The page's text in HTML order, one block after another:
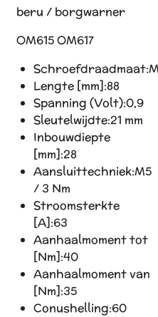
beru / borgwarner
OM615 OM617
Schroefdraadmaat:
Lengte [mm]:88
Spanning (Volt):0,9
Sleutelwijdte:21 mm
Inbouwdiepte
[mm]:28
Aansluittechniek:M5
/ 3 Nm
Stroomsterkte
[A]:63
Aanhaalmoment tot
[Nm]:40
Aanhaalmoment van
[Nm]:35
Conushelling:60